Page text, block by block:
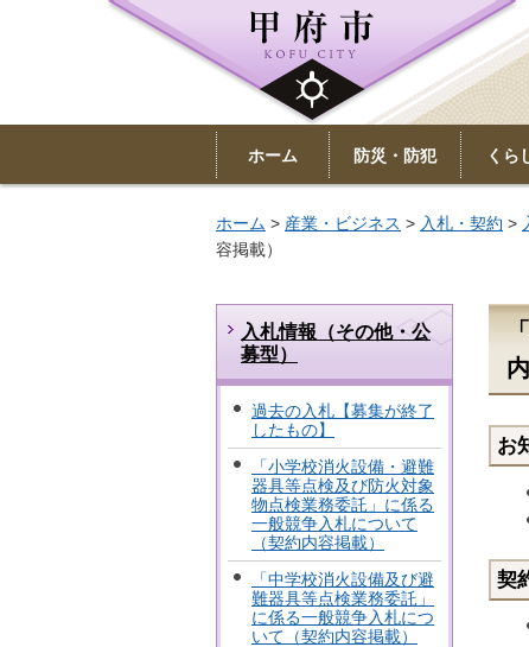
ホーム 防災・防犯 くら
ホーム > 産業・ビジネス > 入札・契約 >
容掲載）
入札情報（その他・公
募型）
過去の入札【募集が終了
したもの】
「小学校消火設備・避難
器具等点検及び防火対象
物点検業務委託」に係る
一般競争入札について
（契約内容掲載）
「中学校消火設備及び避
難器具等点検業務委託」
に係る一般競争入札につ
いて（契約内容掲載）
お
契